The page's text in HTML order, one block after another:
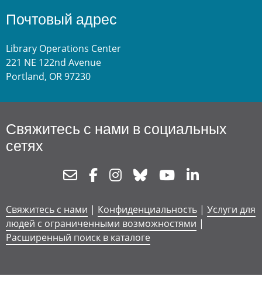
Почтовый адрес
Library Operations Center
221 NE 122nd Avenue
Portland, OR 97230
Свяжитесь с нами в социальных
сетях
NewsletterFacebookInstagram
Bluesky Youtube
Свяжитесь с нами | Конфиденциальность | Услуги для
людей с ограниченными возможностями |
Расширенный поиск в каталоге